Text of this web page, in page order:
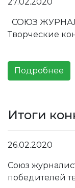
СОЮЗ
Творческие
Подробнее
Итоги
26.02.2020
Союз
победителей